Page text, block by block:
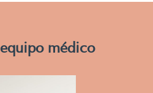
médico